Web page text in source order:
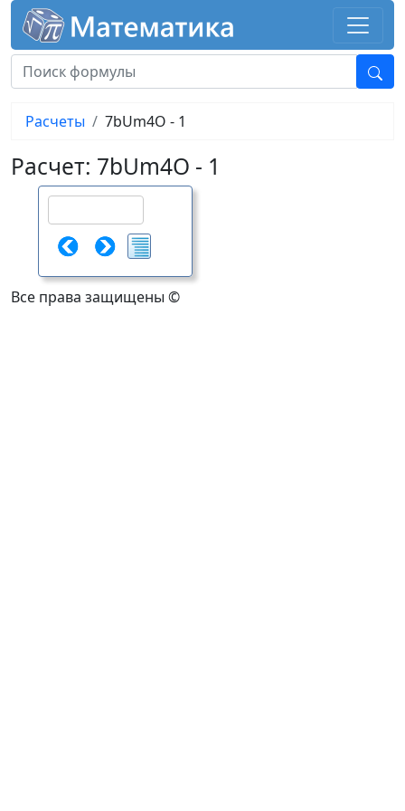
Расчеты 7bUm4O - 1
Расчет: 7bUm4O - 1
Все права защищены ©